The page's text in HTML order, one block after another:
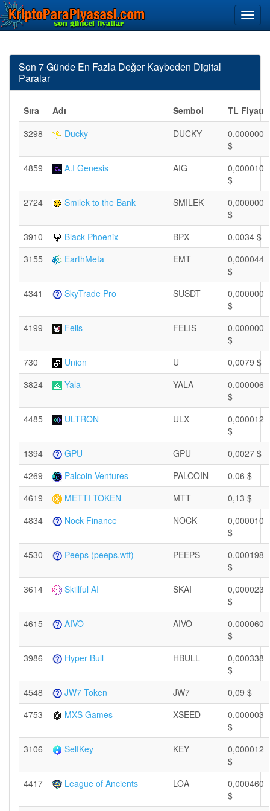
Son 7 Günde En Fazla Değer Kaybeden Digital
Paralar
Sıra Adı Sembol
TL Fiyatı
3298
Ducky DUCKY
0,000000
$
4859
A.I Genesis AIG
0,000010
$
2724
Smilek to the Bank SMILEK
0,000000
$
3910
Black Phoenix BPX
0,0034 $
3155
EarthMeta EMT
0,000044
$
4341
SkyTrade Pro SUSDT
0,000000
$
4199
Felis FELIS
0,000000
$
730
Union U
0,0079 $
3824
Yala YALA
0,000006
$
4485
ULTRON ULX
0,000012
$
1394
GPU GPU
0,0027 $
4269
Palcoin Ventures PALCOIN
0,06 $
4619
METTI TOKEN MTT
0,13 $
4834
Nock Finance NOCK
0,000010
$
4530
Peeps (peeps.wtf) PEEPS
0,000198
$
3614
Skillful AI SKAI
0,000023
$
4615
AIVO AIVO
0,000060
$
3986
Hyper Bull HBULL
0,000338
$
4548
JW7 Token JW7
0,09 $
4753
MXS Games XSEED
0,000003
$
3106
SelfKey KEY
0,000012
$
4417
League of Ancients LOA
0,000460
$